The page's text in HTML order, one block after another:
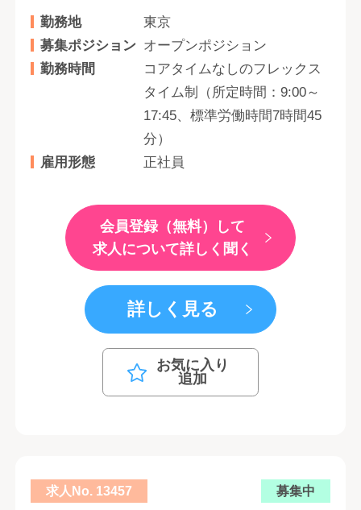
勤務地
東京
募集ポジション オープンポジション
勤務時間
コアタイムなしのフレックス
タイム制（所定時間：9:00～
17:45、標準労働時間7時間45
分）
雇用形態
正社員
会員登録（無料）して
求人について詳しく聞く
詳しく見る
お気に入り
追加
求人No. 13457 募集中